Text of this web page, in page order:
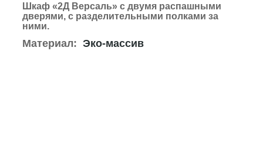
Шкаф «2Д Версаль» с двумя распашными
дверями, с разделительными полками за
ними.
Материал: Эко-массив